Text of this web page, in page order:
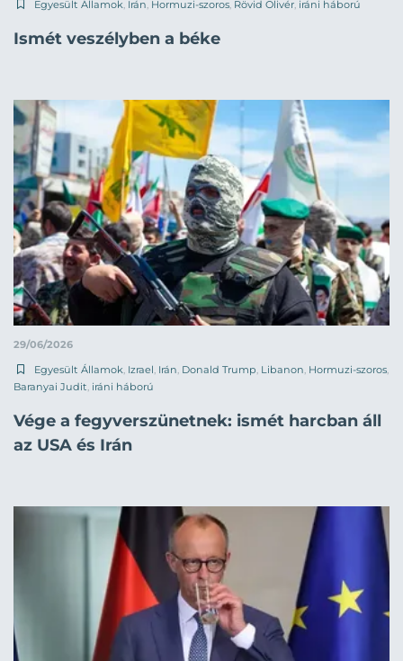
Egyesült Államok Irán Hormuzi-szoros Rövid Olivér iráni háború
Ismét veszélyben a béke
29/06/2026
Egyesült Államok, Izrael, Irán, Donald Trump, Libanon, Hormuzi-szoros,
Baranyai Judit, iráni háború
Vége a fegyverszünetnek: ismét harcban áll
az USA és Irán